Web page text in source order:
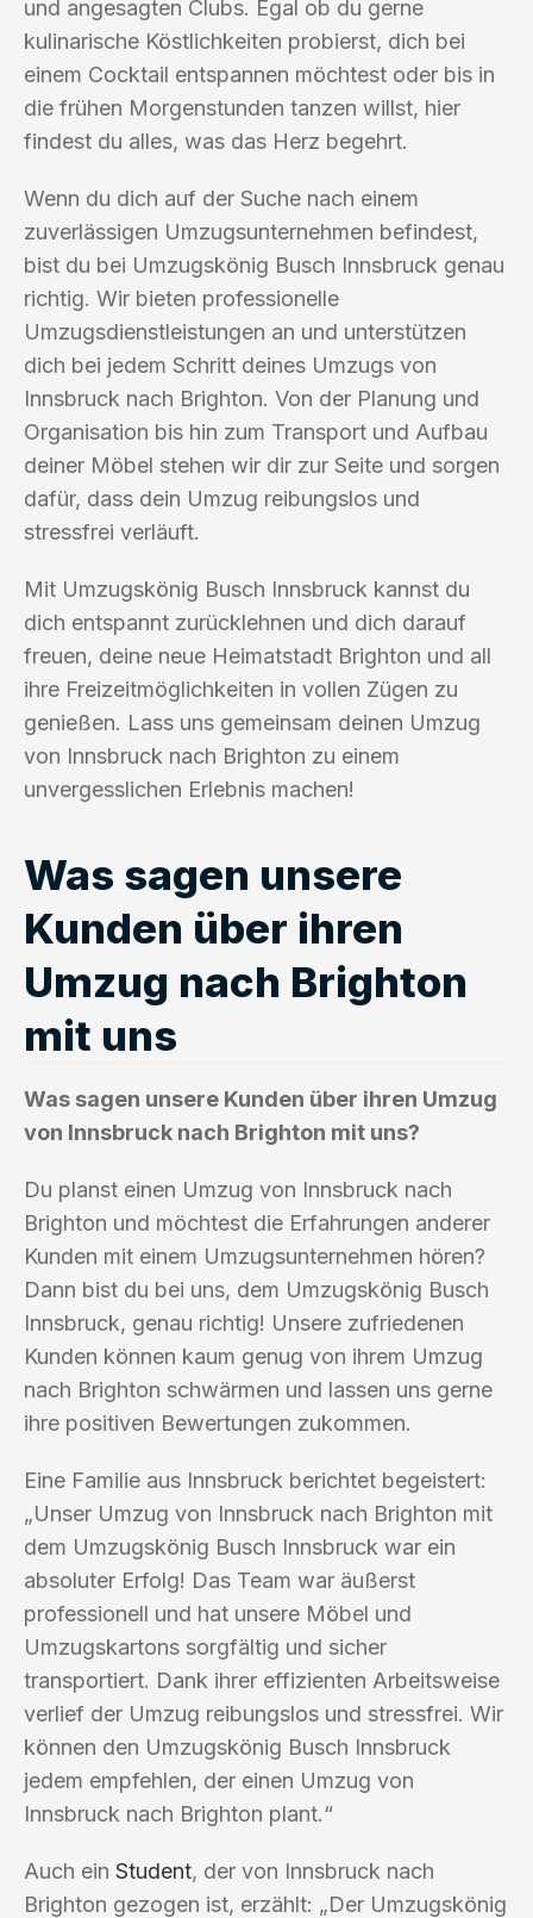
und angesagten Clubs. Egal ob du gerne
kulinarische Köstlichkeiten probierst, dich bei
einem Cocktail entspannen möchtest oder bis in
die frühen Morgenstunden tanzen willst, hier
findest du alles, was das Herz begehrt.
Wenn du dich auf der Suche nach einem
zuverlässigen Umzugsunternehmen befindest,
bist du bei Umzugskönig Busch Innsbruck genau
richtig. Wir bieten professionelle
Umzugsdienstleistungen an und unterstützen
dich bei jedem Schritt deines Umzugs von
Innsbruck nach Brighton. Von der Planung und
Organisation bis hin zum Transport und Aufbau
deiner Möbel stehen wir dir zur Seite und sorgen
dafür, dass dein Umzug reibungslos und
stressfrei verläuft.
Mit Umzugskönig Busch Innsbruck kannst du
dich entspannt zurücklehnen und dich darauf
freuen, deine neue Heimatstadt Brighton und all
ihre Freizeitmöglichkeiten in vollen Zügen zu
genießen. Lass uns gemeinsam deinen Umzug
von Innsbruck nach Brighton zu einem
unvergesslichen Erlebnis machen!
Was sagen unsere
Kunden über ihren
Umzug nach Brighton
mit uns
Was sagen unsere Kunden über ihren Umzug
von Innsbruck nach Brighton mit uns?
Du planst einen Umzug von Innsbruck nach
Brighton und möchtest die Erfahrungen anderer
Kunden mit einem Umzugsunternehmen hören?
Dann bist du bei uns, dem Umzugskönig Busch
Innsbruck, genau richtig! Unsere zufriedenen
Kunden können kaum genug von ihrem Umzug
nach Brighton schwärmen und lassen uns gerne
ihre positiven Bewertungen zukommen.
Eine Familie aus Innsbruck berichtet begeistert:
„Unser Umzug von Innsbruck nach Brighton mit
dem Umzugskönig Busch Innsbruck war ein
absoluter Erfolg! Das Team war äußerst
professionell und hat unsere Möbel und
Umzugskartons sorgfältig und sicher
transportiert. Dank ihrer effizienten Arbeitsweise
verlief der Umzug reibungslos und stressfrei. Wir
können den Umzugskönig Busch Innsbruck
jedem empfehlen, der einen Umzug von
Innsbruck nach Brighton plant.“
Auch ein Student, der von Innsbruck nach
Brighton gezogen ist, erzählt: „Der Umzugskönig